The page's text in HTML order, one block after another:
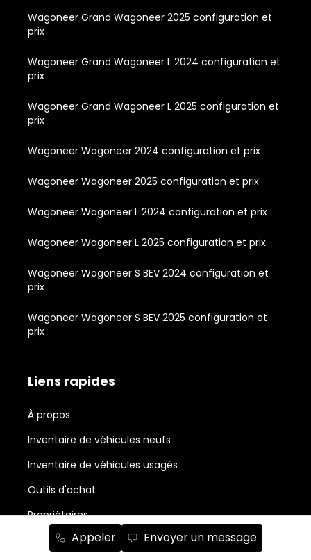
Appeler Envoyer un message
Wagoneer Grand Wagoneer 2025 configuration et
prix
Wagoneer Grand Wagoneer L 2024 configuration et
prix
Wagoneer Grand Wagoneer L 2025 configuration et
prix
Wagoneer Wagoneer 2024 configuration et prix
Wagoneer Wagoneer 2025 configuration et prix
Wagoneer Wagoneer L 2024 configuration et prix
Wagoneer Wagoneer L 2025 configuration et prix
Wagoneer Wagoneer S BEV 2024 configuration et
prix
Wagoneer Wagoneer S BEV 2025 configuration et
prix
Liens rapides
À propos
Inventaire de véhicules neufs
Inventaire de véhicules usagés
Outils d'achat
Propriétaires
Nouvelles et actualité